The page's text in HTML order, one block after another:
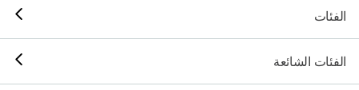
الفئات
الفئات الشائعة